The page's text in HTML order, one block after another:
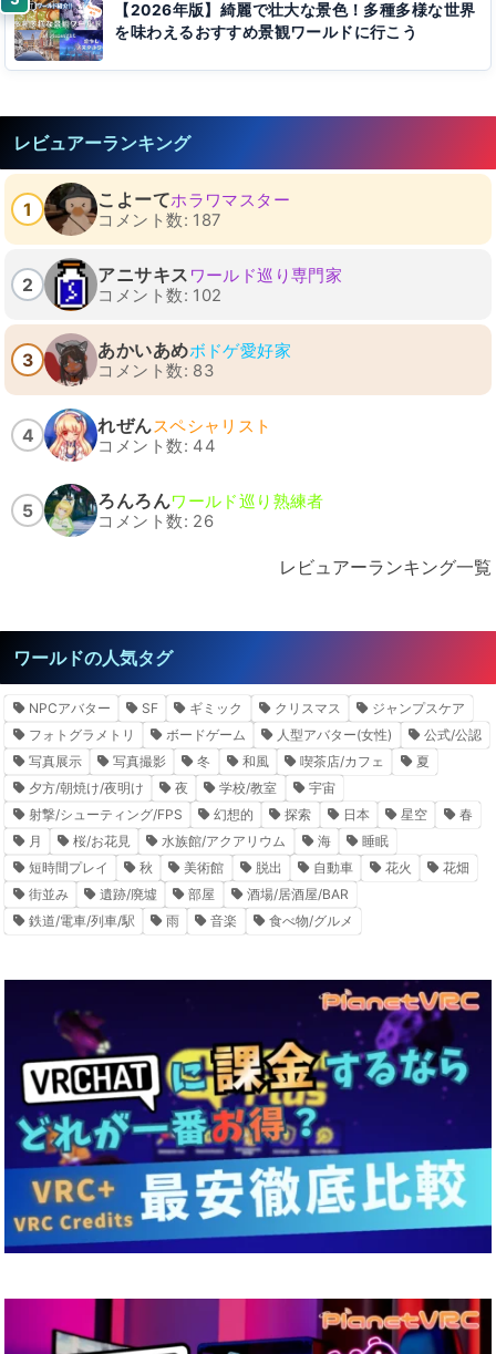
【2026年版】綺麗で壮大な景色！多種多様な世界
を味わえるおすすめ景観ワールドに行こう
レビュアーランキング
1 こよーてホラワマスター
コメント数: 187
2 アニサキス ワールド巡り専門家
コメント数: 102
3 あかいあめボドゲ愛好家
コメント数: 83
4 れぜんスペシャリスト
コメント数: 44
5 ろんろんワールド巡り熟練者
コメント数: 26
レビュアーランキング一覧
ワールドの人気タグ
NPCアバター SF ギミック クリスマス
ジャンプスケア
フォトグラメトリ
ボードゲーム 人型アバター(女性)
公式/公認
写真展示
写真撮影 冬 和風 喫茶店/カフェ
夏
夕方/朝焼け/夜明け
夜 学校/教室
宇宙
射撃/シューティング/FPS
幻想的 探索 日本 星空
春
月
桜/お花見 水族館/アクアリウム 海
睡眠
短時間プレイ
秋 美術館 脱出 自動車 花火
花畑
街並み
遺跡/廃墟 部屋
酒場/居酒屋/BAR
鉄道/電車/列車/駅
雨 音楽 食べ物/グルメ